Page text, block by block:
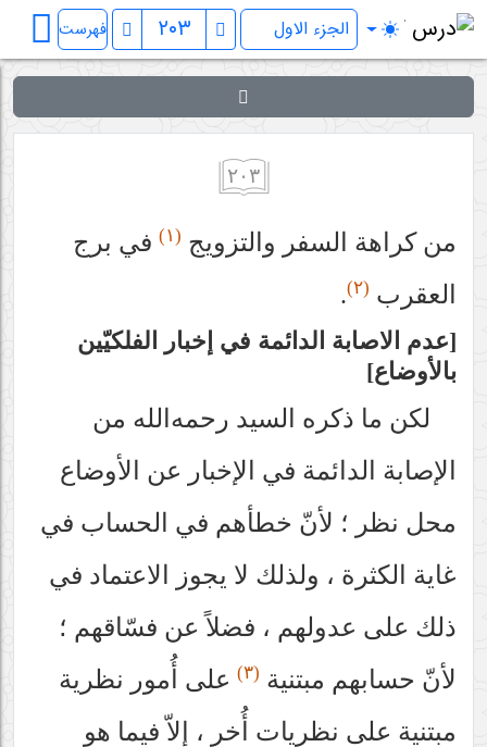
کتاب المکاسب فهرست
٢٠٣
من كراهة السفر والتزويج (١)
في برج
العقرب (٢) .
عدم الاصابة الدائمة في إخبار الفلكيّين
بالأوضاع
لكن ما ذكره السيد رحمه‌الله من
الإصابة الدائمة في الإخبار عن الأوضاع
محل نظر ؛ لأنّ خطأهم في الحساب في
غاية الكثرة ، ولذلك لا يجوز الاعتماد في
ذلك على عدولهم ، فضلاً عن فسّاقهم ؛
لأنّ حسابهم مبتنية (٣)
على أُمور نظرية
مبتنية على نظريات أُخر ، إلاّ فيما هو